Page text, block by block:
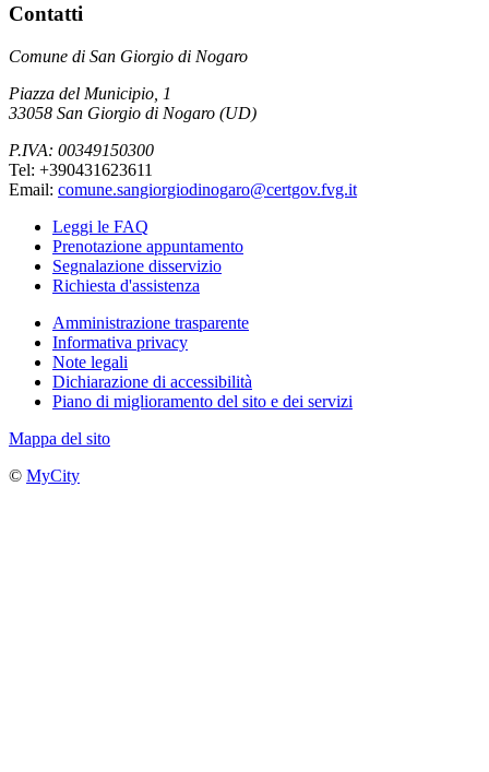
Contatti
Comune di San Giorgio di Nogaro
Piazza del Municipio, 1
33058 San Giorgio di Nogaro (UD)
P.IVA: 00349150300
Tel: +390431623611
Email: comune.sangiorgiodinogaro@certgov.fvg.it
Leggi le FAQ
Prenotazione appuntamento
Segnalazione disservizio
Richiesta d'assistenza
Amministrazione trasparente
Informativa privacy
Note legali
Dichiarazione di accessibilità
Piano di miglioramento del sito e dei servizi
Mappa del sito
© MyCity